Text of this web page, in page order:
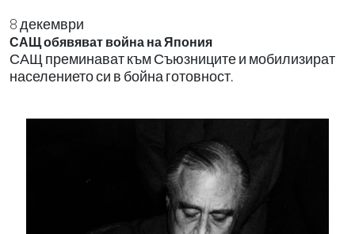
8 декември
САЩ обявяват война на Япония
САЩ преминават към Съюзниците и мобилизират
населението си в бойна готовност.